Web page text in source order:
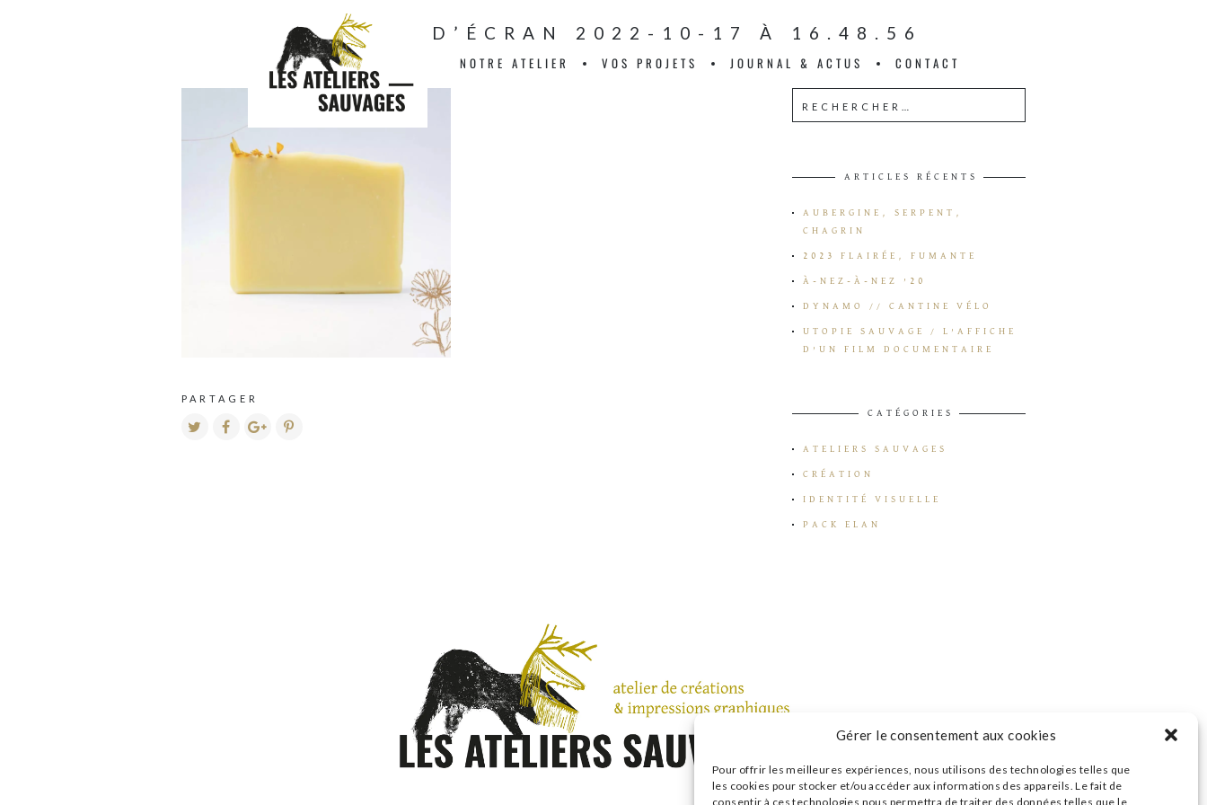
Gérer le consentement aux cookies
Pour offrir les meilleures expériences, nous utilisons des technologies telles que
les cookies pour stocker et/ou accéder aux informations des appareils. Le fait de
consentir à ces technologies nous permettra de traiter des données telles que le
NOTRE ATELIER VOS PROJETS JOURNAL & ACTUS CONTACT
CAPTURE D’ÉCRAN 2022-10-17 À 16.48.56
PARTAGER
ARTICLES RÉCENTS
AUBERGINE, SERPENT,
CHAGRIN
2023 FLAIRÉE, FUMANTE
À-NEZ-À-NEZ ’20
DYNAMO // CANTINE VÉLO
UTOPIE SAUVAGE / L’AFFICHE
D’UN FILM DOCUMENTAIRE
CATÉGORIES
ATELIERS SAUVAGES
CRÉATION
IDENTITÉ VISUELLE
PACK ELAN